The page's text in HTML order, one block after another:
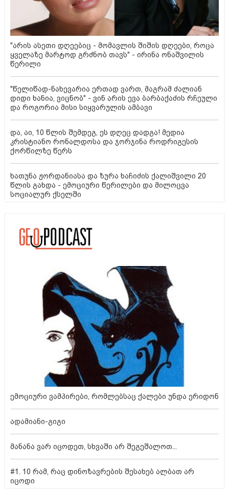
"არის ასეთი დღეებიც - მომავლის შიშის დღეები, როცა
ყველაზე მარტოდ გრძნობ თავს" - ირინა ონაშვილის
წერილი
"წელიწად-ნახევარია ერთად ვართ, მაგრამ ძალიან
დიდი ხანია, ვიცნობ" - ვინ არის ევა ბარბაქაძის რჩეული
და როგორია მისი სიყვარულის ამბავი
და, აი, 10 წლის შემდეგ, ეს დღეც დადგა! მედია
კრისტიანო რონალდოსა და ჯორჯინა როდრიგესის
ქორწილზე წერს
ხათუნა ჟორდანიასა და ზურა ხაჩიძის ქალიშვილი 20
წლის გახდა - ემოციური წერილები და მილოცვა
სოციალურ ქსელში
ემოციური ვამპირები, რომლებსაც ქალები უნდა ერიდონ
ადამიანი-გიგი
მანანა ვარ იცოდეთ, სხვაში არ შეგეშალოთ...
#1. 10 რამ, რაც დინოზავრების შესახებ ალბათ არ
იცოდი